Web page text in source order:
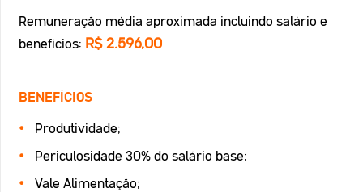
Remuneração média aproximada incluindo salário e
benefícios: R$ 2.596,00
BENEFÍCIOS
Produtividade;
Periculosidade 30% do salário base;
Vale Alimentação;